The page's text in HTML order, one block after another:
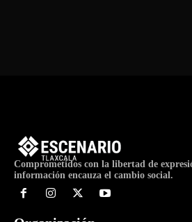
Comprometidos con la libertad de
información encauza el cambio social.